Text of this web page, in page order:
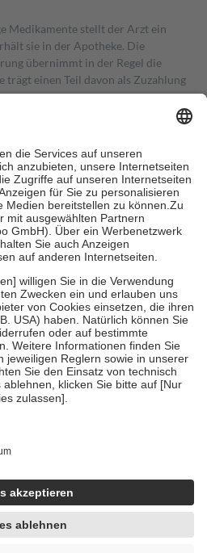
Medikamente stellt der Arzt ein
sie in der Apotheke. Die
übernimmt in der Regel die
trägt einen Teil davon als Zuzahlung
Zuzahlungen in Höhe von zehn
jedoch nie mehr als die tatsächlichen
auch für Online-Apotheken.
Krankenpflege beträgt die
sowie zehn Euro je
für ihre eigene Gesundheit zu
der Familie zu unterstützen,
zum vollendeten 18. Lebensjahr
und Früherkennung, die von der
es sich um echte Bewertungen
articles/4419944605341
unter Zuhilfenahme künstlicher